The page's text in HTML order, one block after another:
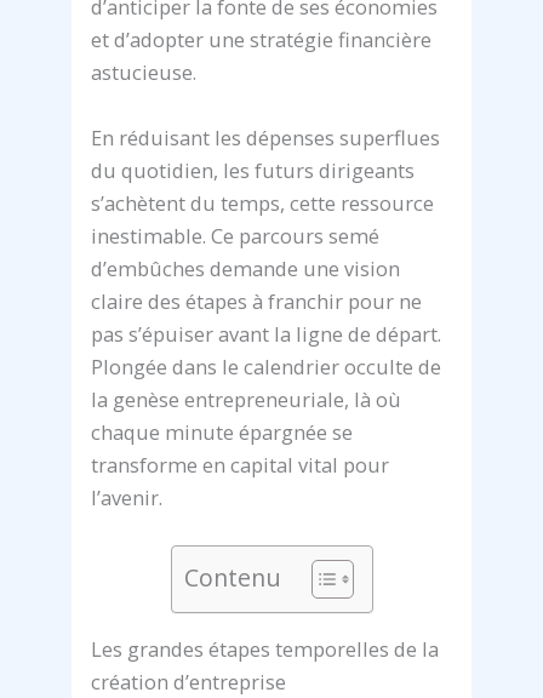
d’anticiper la fonte de ses économies
et d’adopter une stratégie financière
astucieuse.
En réduisant les dépenses superflues
du quotidien, les futurs dirigeants
s’achètent du temps, cette ressource
inestimable. Ce parcours semé
d’embûches demande une vision
claire des étapes à franchir pour ne
pas s’épuiser avant la ligne de départ.
Plongée dans le calendrier occulte de
la genèse entrepreneuriale, là où
chaque minute épargnée se
transforme en capital vital pour
l’avenir.
Contenu
Les grandes étapes temporelles de la
création d’entreprise